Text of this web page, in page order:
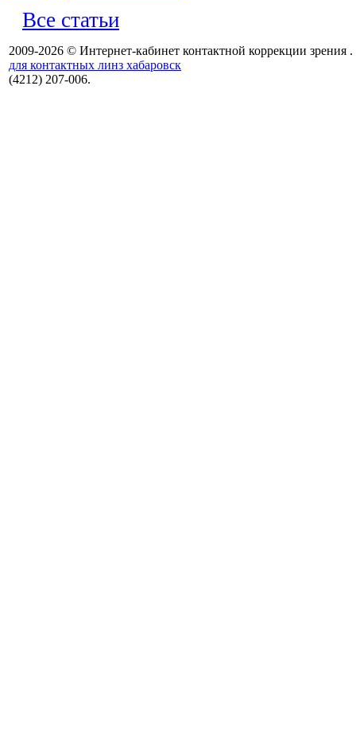
Все статьи
2009-2026 © Интернет-кабинет контактной коррекции зрения .
для контактных линз хабаровск
(4212) 207-006.